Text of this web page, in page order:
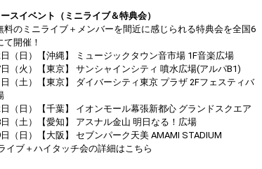
スイベント（ミニライブ＆特典会）
料のミニライブ＋メンバーを間近に感じられる特典会を全国6
て開催！
（日）【沖縄】 ミュージックタウン音市場 1F音楽広場
（火）【東京】 サンシャインシティ 噴水広場(アルパB1)
（土）【東京】 ダイバーシティ東京 プラザ 2Fフェスティバ
（日）【千葉】 イオンモール幕張新都心 グランドスクエア
（土）【愛知】 アスナル金山 明日なる！広場
（日）【大阪】 セブンパーク天美 AMAMI STADIUM
イブ＋ハイタッチ会の詳細はこちら